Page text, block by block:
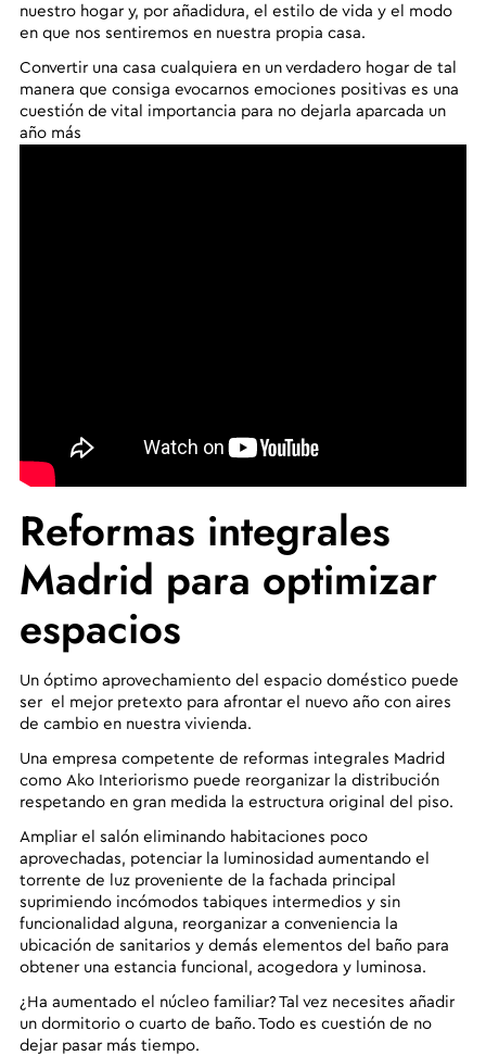
nuestro hogar y, por añadidura, el estilo de vida y el modo
en que nos sentiremos en nuestra propia casa.
Convertir una casa cualquiera en un verdadero hogar de tal
manera que consiga evocarnos emociones positivas es una
cuestión de vital importancia para no dejarla aparcada un
año más
Reformas integrales
Madrid para optimizar
espacios
Un óptimo aprovechamiento del espacio doméstico puede
ser el mejor pretexto para afrontar el nuevo año con aires
de cambio en nuestra vivienda.
Una empresa competente de reformas integrales Madrid
como Ako Interiorismopuede reorganizar la distribución
respetando en gran medida la estructura original del piso.
Ampliar el salón eliminando habitaciones poco
aprovechadas, potenciar la luminosidad aumentando el
torrente de luz proveniente de la fachada principal
suprimiendo incómodos tabiques intermedios y sin
funcionalidad alguna, reorganizar a conveniencia la
ubicación de sanitarios y demás elementos del baño para
obtener una estancia funcional, acogedora y luminosa.
¿Ha aumentado el núcleo familiar? Tal vez necesites añadir
un dormitorio o cuarto de baño. Todo es cuestión de no
dejar pasar más tiempo.